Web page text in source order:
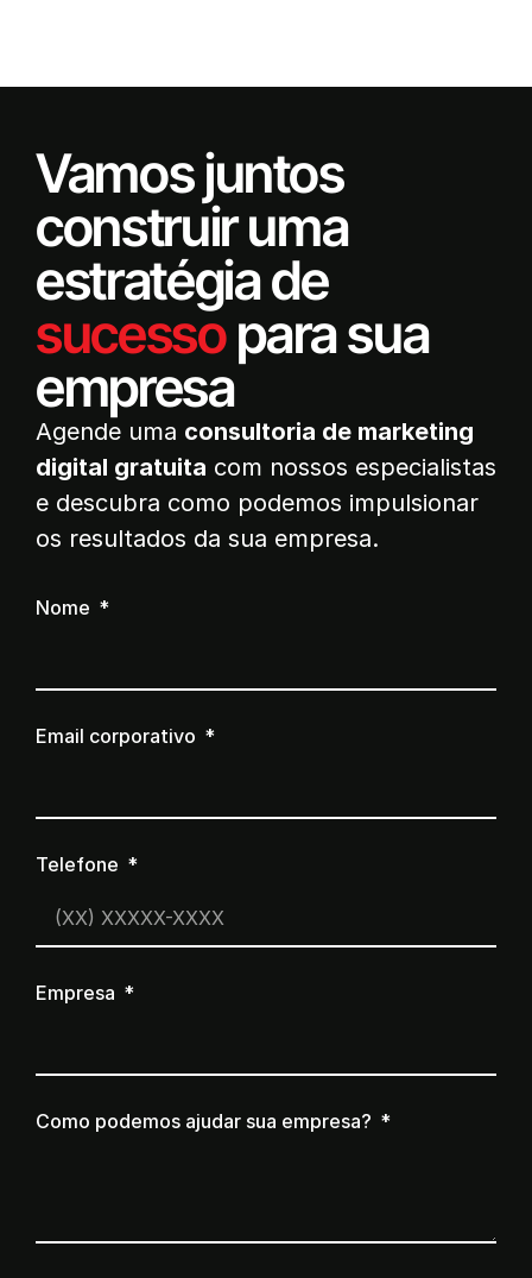
Vamos juntos
construir uma
estratégia de
sucessopara sua
empresa
Agende uma consultoria de marketing
digital gratuita com nossos especialistas
e descubra como podemos impulsionar
os resultados da sua empresa.
Nome
Email corporativo
Telefone
Empresa
Como podemos ajudar sua empresa?